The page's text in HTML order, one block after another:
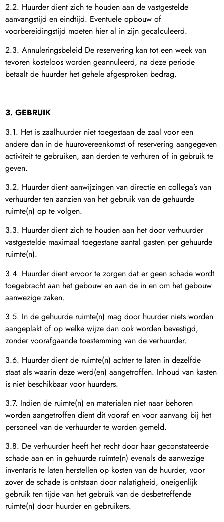
2.2. Huurder dient zich te houden aan de vastgestelde
aanvangstijd en eindtijd. Eventuele opbouw of
voorbereidingstijd moeten hier al in zijn gecalculeerd.
2.3. Annuleringsbeleid De reservering kan tot een week van
tevoren kosteloos worden geannuleerd, na deze periode
betaalt de huurder het gehele afgesproken bedrag.
3. GEBRUIK
3.1. Het is zaalhuurder niet toegestaan de zaal voor een
andere dan in de huurovereenkomst of reservering aangegeven
activiteit te gebruiken, aan derden te verhuren of in gebruik te
geven.
3.2. Huurder dient aanwijzingen van directie en collega’s van
verhuurder ten aanzien van het gebruik van de gehuurde
ruimte(n) op te volgen.
3.3. Huurder dient zich te houden aan het door verhuurder
vastgestelde maximaal toegestane aantal gasten per gehuurde
ruimte(n).
3.4. Huurder dient ervoor te zorgen dat er geen schade wordt
toegebracht aan het gebouw en aan de in en om het gebouw
aanwezige zaken.
3.5. In de gehuurde ruimte(n) mag door huurder niets worden
aangeplakt of op welke wijze dan ook worden bevestigd,
zonder voorafgaande toestemming van de verhuurder.
3.6. Huurder dient de ruimte(n) achter te laten in dezelfde
staat als waarin deze werd(en) aangetroffen. Inhoud van kasten
is niet beschikbaar voor huurders.
3.7. Indien de ruimte(n) en materialen niet naar behoren
worden aangetroffen dient dit vooraf en voor aanvang bij het
personeel van de verhuurder te worden gemeld.
3.8. De verhuurder heeft het recht door haar geconstateerde
schade aan en in gehuurde ruimte(n) evenals de aanwezige
inventaris te laten herstellen op kosten van de huurder, voor
zover de schade is ontstaan door nalatigheid, oneigenlijk
gebruik ten tijde van het gebruik van de desbetreffende
ruimte(n) door huurder en gebruikers.